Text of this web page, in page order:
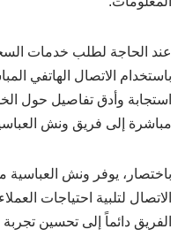
عند الحاجة لطلب خدمات
باستخدام الاتصال الهاتفي
استجابة وأدق تفاصيل حول
مباشرة إلى فريق ونش
باختصار، يوفر ونش
الاتصال لتلبية احتياجات
الفريق دائماً إلى تحسين